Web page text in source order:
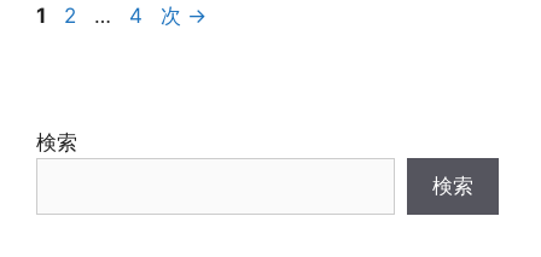
投
ゲ
ー
ペ
1
ペ
2 …
ペ
4 次 →
検索
検索